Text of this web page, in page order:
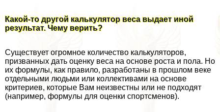
Какой-то другой калькулятор веса выдает иной
результат. Чему верить?
Существует огромное количество калькуляторов,
призванных дать оценку веса на основе роста и пола. Но
их формулы, как правило, разработаны в прошлом веке
отдельными людьми или коллективами на основе
критериев, которые Вам неизвестны или не подходят
(например, формулы для оценки спортсменов).